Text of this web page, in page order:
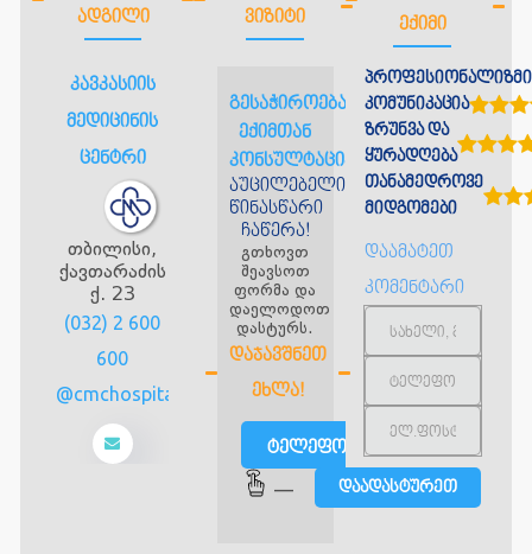
ᲐᲓᲒᲘᲚᲘ
კავკასიის
მედიცინის
ცენტრი
თბილისი,
ქავთარაძის
ქ. 23
(032) 2 600
600
info@cmchospital.ge
ᲕᲘᲖᲘᲢᲘ
გესაჭიროებათ
ექიმთან
კონსულტაცია?
აუცილებელია
წინასწარი
ჩაწერა!
გთხოვთ
შეავსოთ
ფორმა და
დაელოდოთ
დასტურს.
ᲓᲐᲯᲐᲕᲨᲜᲔᲗ
ᲔᲮᲚᲐ!
ტელეფონით
—
ᲔᲥᲘᲛᲘ
პროფესიონალიზმი
კომუნიკაცია
ზრუნვა და
ყურადღება
თანამედროვე
მიდგომები
დაამატეთ
კომენტარი